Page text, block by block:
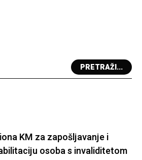
PRETRAŽI...
KM za zapošljavanje i
osoba s invaliditetom